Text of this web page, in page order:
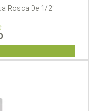
Rosca De 1/2′